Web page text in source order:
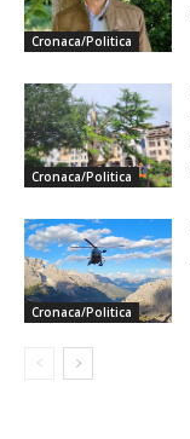
Cronaca/Politica
Cronaca/Politica
Cronaca/Politica